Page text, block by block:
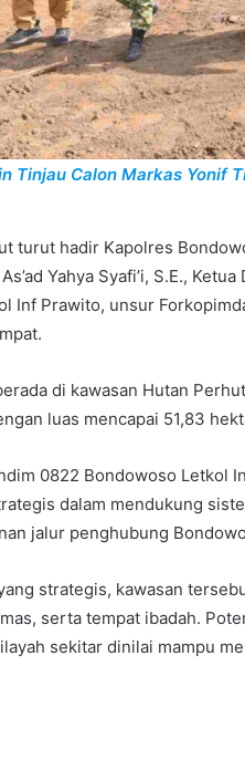
Tinjau Calon Markas Yonif
turut hadir Kapolres
Yahya Syafi’i, S.E.,
Inf Prawito, unsur
di kawasan Hutan
luas mencapai 51,83
0822 Bondowoso
dalam mendukung
jalur penghubung
strategis, kawasan
serta tempat ibadah.
sekitar dinilai mampu